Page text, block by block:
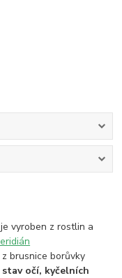
vyroben z rostlin a
brusnice borůvky
stav očí, kyčelních